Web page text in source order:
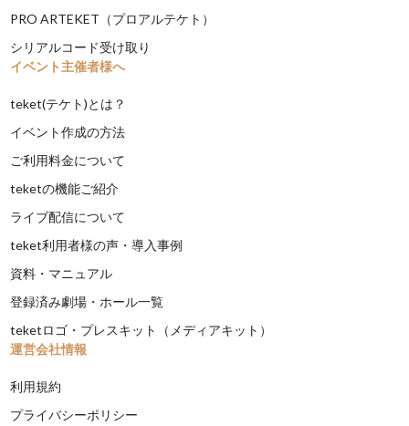
PRO ARTEKET（プロアルテケト）
シリアルコード受け取り
イベント主催者様へ
teket(テケト)とは？
イベント作成の方法
ご利用料金について
teketの機能ご紹介
ライブ配信について
teket利用者様の声・導入事例
資料・マニュアル
登録済み劇場・ホール一覧
teketロゴ・プレスキット（メディアキット）
運営会社情報
利用規約
プライバシーポリシー